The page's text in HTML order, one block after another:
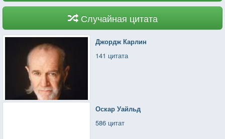
Случайная цитата
Джордж Карлин
141 цитата
Оскар Уайльд
586 цитат